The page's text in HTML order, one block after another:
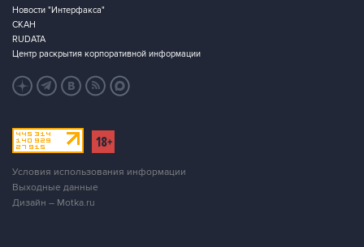
Новости "Интерфакса"
СКАН
RUDATA
Центр раскрытия корпоративной информации
Условия использования информации
Выходные данные
Дизайн – Motka.ru